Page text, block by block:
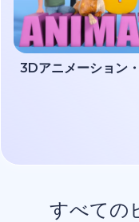
3Dアニメーション
すべての